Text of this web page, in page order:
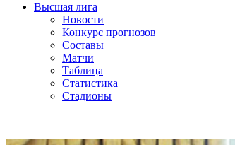
Высшая лига
Новости
Конкурс прогнозов
Составы
Матчи
Таблица
Статистика
Стадионы